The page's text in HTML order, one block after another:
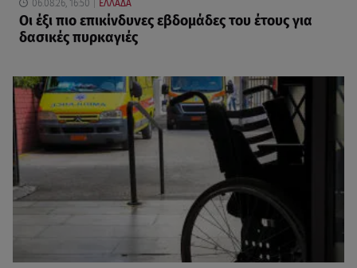
06.08.26, 16:50 ΕΛΛΑΔΑ
Οι έξι πιο επικίνδυνες εβδομάδες του έτους για
δασικές πυρκαγιές